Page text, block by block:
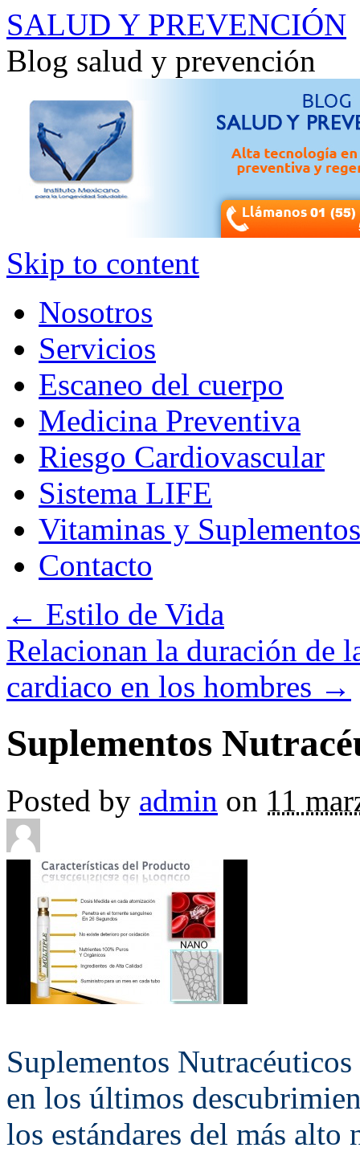
SALUD Y PREVENCIÓN
Blog salud y prevención
Skip to content
Nosotros
Servicios
Escaneo del cuerpo
Medicina Preventiva
Riesgo Cardiovascular
Sistema LIFE
Vitaminas y Suplementos
Contacto
← Estilo de Vida
Relacionan la duración de
cardiaco en los hombres →
Suplementos
Posted by admin on 11
Suplementos
en los últimos
los estándares del más alto